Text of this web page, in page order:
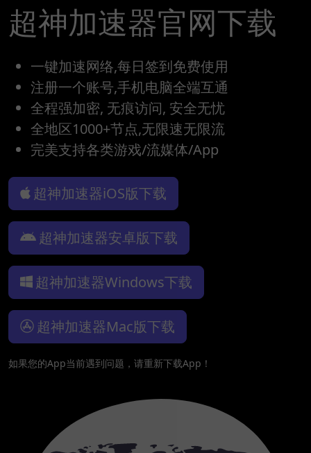
超神加速器官网下载
一键加速网络,每日签到免费使用
注册一个账号,手机电脑全端互通
全程强加密, 无痕访问, 安全无忧
全地区1000+节点,无限速无限流
完美支持各类游戏/流媒体/App
超神加速器iOS版下载
超神加速器安卓版下载
超神加速器Windows下载
超神加速器Mac版下载
如果您的App当前遇到问题，请重新下载App！